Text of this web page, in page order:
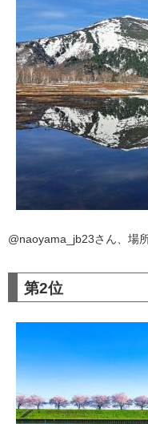
@naoyama_jb23さん、場
第2位